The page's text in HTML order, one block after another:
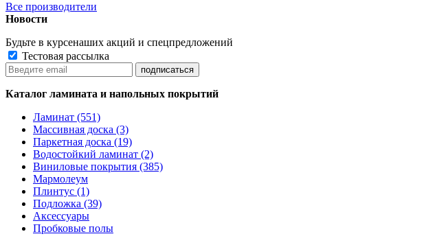
Все производители
Новости
Будьте в курсенаших акций и спецпредложений
Тестовая рассылка
Каталог ламината и напольных покрытий
Ламинат (551)
Массивная доска (3)
Паркетная доска (19)
Водостойкий ламинат (2)
Виниловые покрытия (385)
Мармолеум
Плинтус (1)
Подложка (39)
Аксессуары
Пробковые полы